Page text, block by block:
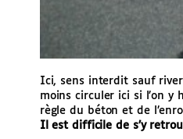
Ici, sens interdit sauf
moins circuler ici si l’on y
règle du béton et de
Il est difficile de s’y